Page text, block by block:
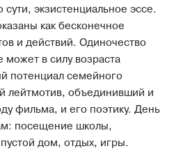
экзистенциальное эссе.
как бесконечное
и действий. Одиночество
в силу возраста
потенциал семейного
лейтмотив, объединивший и
фильма, и его поэтику. День
посещение школы,
дом, отдых, игры.